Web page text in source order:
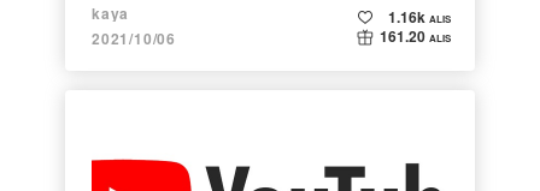
kaya
2021/10/06
1.16k ALIS
161.20 ALIS